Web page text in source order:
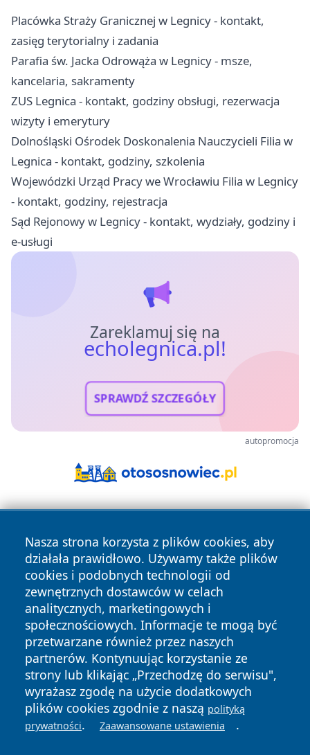
Placówka Straży Granicznej w Legnicy - kontakt,
zasięg terytorialny i zadania
Parafia św. Jacka Odrowąża w Legnicy - msze,
kancelaria, sakramenty
ZUS Legnica - kontakt, godziny obsługi, rezerwacja
wizyty i emerytury
Dolnośląski Ośrodek Doskonalenia Nauczycieli Filia w
Legnica - kontakt, godziny, szkolenia
Wojewódzki Urząd Pracy we Wrocławiu Filia w Legnicy
- kontakt, godziny, rejestracja
Sąd Rejonowy w Legnicy - kontakt, wydziały, godziny i
e-usługi
Zareklamuj się na
echolegnica.pl!
SPRAWDŹ SZCZEGÓŁY
autopromocja
Nasza strona korzysta z plików cookies, aby
działała prawidłowo. Używamy także plików
cookies i podobnych technologii od
zewnętrznych dostawców w celach
analitycznych, marketingowych i
społecznościowych. Informacje te mogą być
przetwarzane również przez naszych
partnerów. Kontynuując korzystanie ze
strony lub klikając „Przechodzę do serwisu",
wyrażasz zgodę na użycie dodatkowych
plików cookies zgodnie z naszą polityką
prywatności. Zaawansowane ustawienia .
Copyright © 2026 echolegnica.pl Wszystkie prawa
zastrzeżone.
News Autorzy
Polityka
Prywatności
Polityka
Cookies